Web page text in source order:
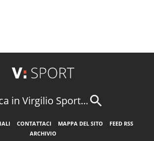
in Virgilio Sport...
CONTATTACI MAPPA DEL SITO
FEED RSS
ARCHIVIO